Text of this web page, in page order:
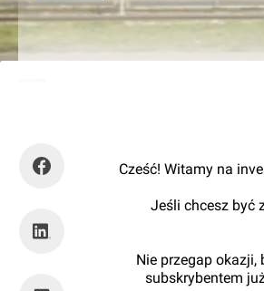
Cześć! Witamy na
Jeśli chcesz być
Nie przegap
subskrybentem